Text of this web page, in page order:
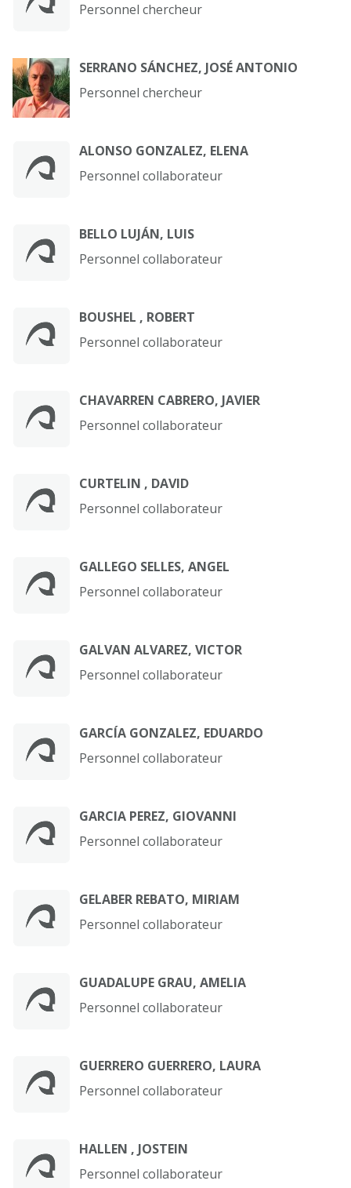
Personnel chercheur
SERRANO SÁNCHEZ, JOSÉ ANTONIO
Personnel chercheur
ALONSO GONZALEZ, ELENA
Personnel collaborateur
BELLO LUJÁN, LUIS
Personnel collaborateur
BOUSHEL , ROBERT
Personnel collaborateur
CHAVARREN CABRERO, JAVIER
Personnel collaborateur
CURTELIN , DAVID
Personnel collaborateur
GALLEGO SELLES, ANGEL
Personnel collaborateur
GALVAN ALVAREZ, VICTOR
Personnel collaborateur
GARCÍA GONZALEZ, EDUARDO
Personnel collaborateur
GARCIA PEREZ, GIOVANNI
Personnel collaborateur
GELABER REBATO, MIRIAM
Personnel collaborateur
GUADALUPE GRAU, AMELIA
Personnel collaborateur
GUERRERO GUERRERO, LAURA
Personnel collaborateur
HALLEN , JOSTEIN
Personnel collaborateur